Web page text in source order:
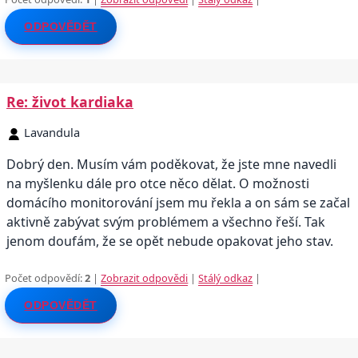
ODPOVĚDĚT
Re: život kardiaka
Lavandula
Dobrý den. Musím vám poděkovat, že jste mne navedli
na myšlenku dále pro otce něco dělat. O možnosti
domácího monitorování jsem mu řekla a on sám se začal
aktivně zabývat svým problémem a všechno řeší. Tak
jenom doufám, že se opět nebude opakovat jeho stav.
Počet odpovědí:2 |Zobrazit odpovědi |Stálý odkaz |
ODPOVĚDĚT